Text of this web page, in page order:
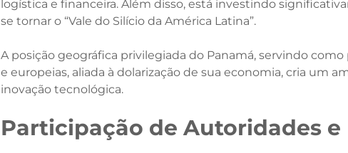
logística e financeira. Além disso, está investindo
se tornar o “Vale do Silício da América Latina”.
A posição geográfica privilegiada do Panamá, servindo
e europeias, aliada à dolarização de sua economia, cria um
inovação tecnológica.​
Participação de Autoridades